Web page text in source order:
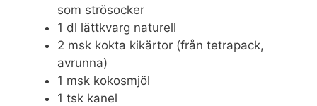
som strösocker
1 dl lättkvarg naturell
2 msk kokta kikärtor (från tetrapack,
avrunna)
1 msk kokosmjöl
1 tsk kanel